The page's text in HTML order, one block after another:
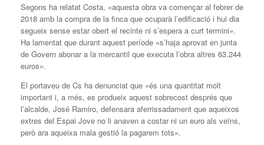
Segons ha relatat Costa, «aquesta obra va començar al febrer de
2018 amb la compra de la finca que ocuparà l’edificació i hui dia
segueix sense estar obert el recinte ni s’espera a curt termini».
Ha lamentat que durant aquest període «s’haja aprovat en junta
de Govern abonar a la mercantil que executa l’obra altres 63.244
euros».
El portaveu de Cs ha denunciat que «és una quantitat molt
important i, a més, es produeix aquest sobrecost després que
l’alcalde, José Ramiro, defensara aferrissadament que aqueixos
extres del Espai Jove no li anaven a costar ni un euro als veïns,
però ara aqueixa mala gestió la pagarem tots».